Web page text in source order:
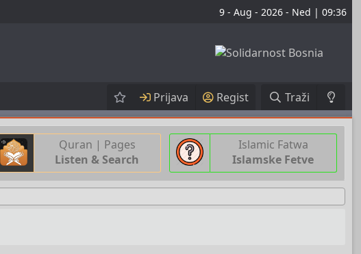
9 - Aug - 2026 - Ned | 09:36
Prijava Regist Traži
Quran | Pages
Listen & Search
Islamic Fatwa
Islamske Fetve